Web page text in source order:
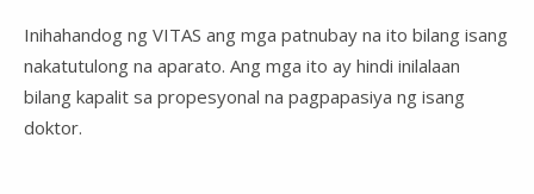
Inihahandog ng VITAS ang mga patnubay na ito bilang isang
nakatutulong na aparato. Ang mga ito ay hindi inilalaan
bilang kapalit sa propesyonal na pagpapasiya ng isang
doktor.